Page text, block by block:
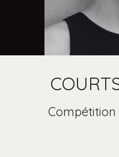
Compétition